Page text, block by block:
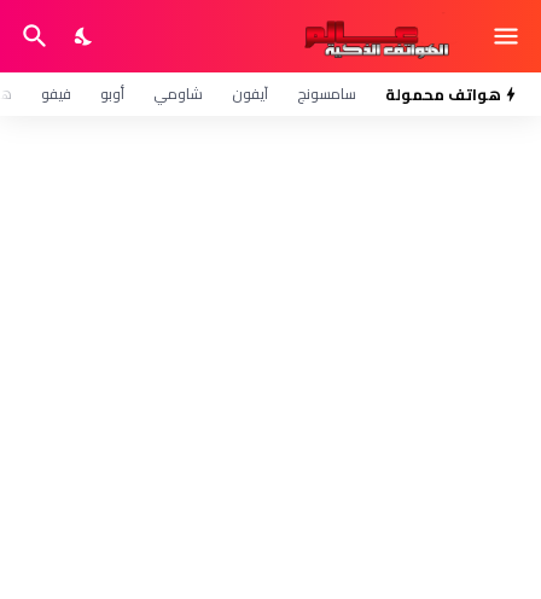
هواتف محمولة سامسونج آيفون شاومي أوبو فيفو